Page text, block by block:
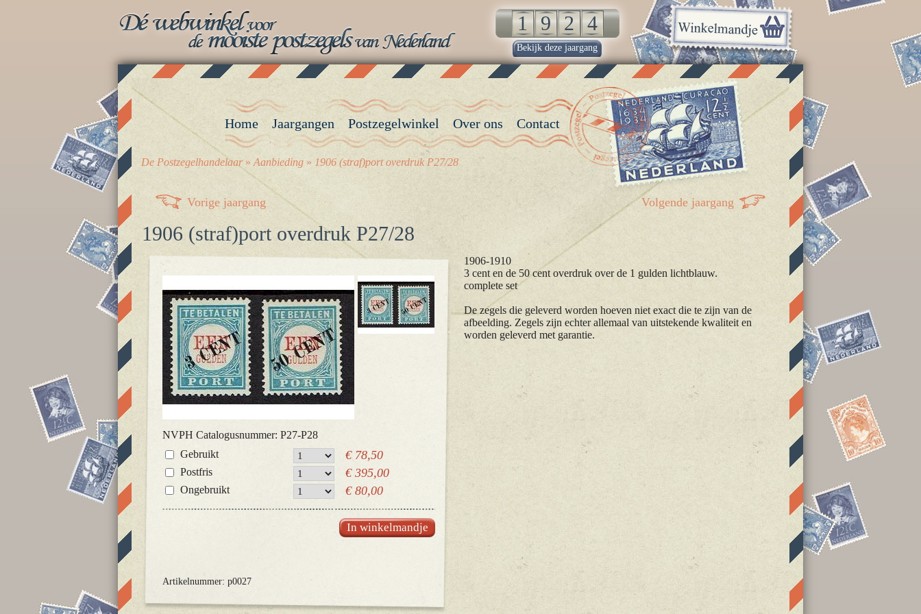
Vorige jaargang Volgende jaargang
1906 (straf)port overdruk P27/28
NVPH Catalogusnummer: P27-P28
Gebruikt
€ 78,50
Postfris € 395,00
Ongebruikt € 80,00
Artikelnummer: p0027
In winkelmandje
1906-1910
3 cent en de 50 cent overdruk over de 1 gulden lichtblauw.
complete set
De zegels die geleverd worden hoeven niet exact die te zijn van de
afbeelding. Zegels zijn echter allemaal van uitstekende kwaliteit en
worden geleverd met garantie.
Home Jaargangen Postzegelwinkel Over ons Contact
De Postzegelhandelaar» Aanbieding » 1906 (straf)port overdruk P27/28
Bekijk deze jaargang